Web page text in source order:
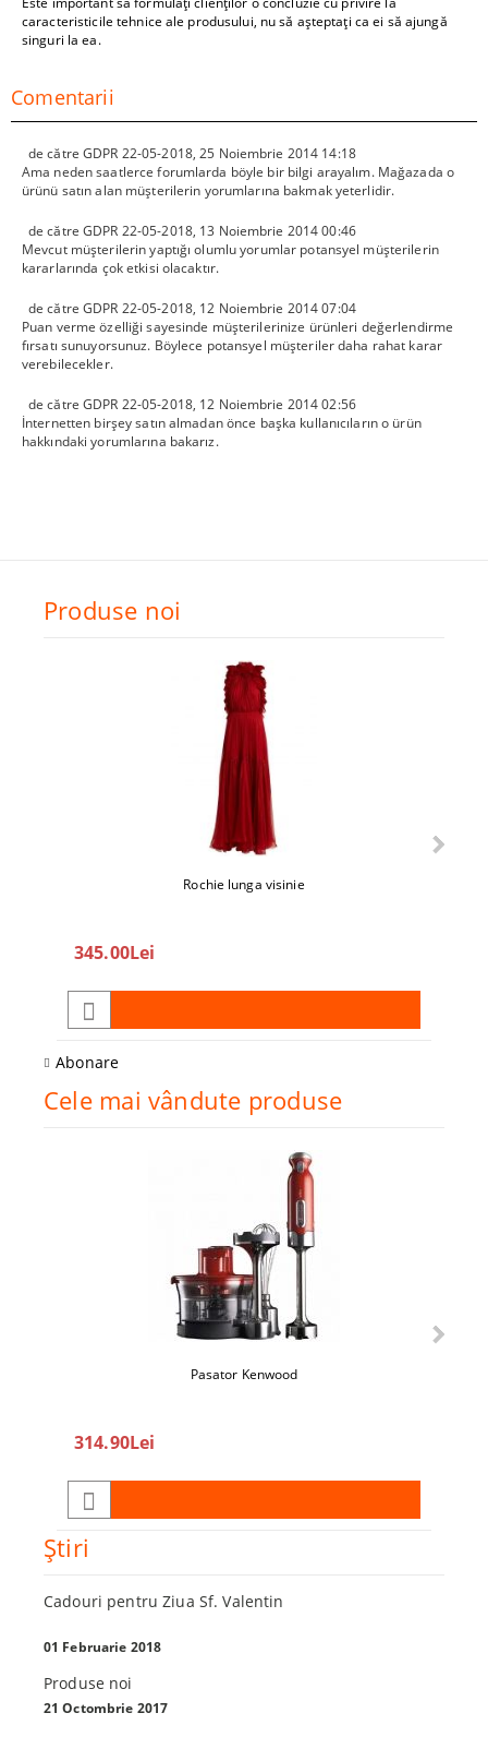
caracteristicile tehnice ale produsului, nu să așteptați ca ei să ajungă
singuri la ea.
Comentarii
de cătreGDPR 22-05-2018,25 Noiembrie 2014 14:18
Ama neden saatlerce forumlarda böyle bir bilgi arayalım. Mağazada o
ürünü satın alan müşterilerin yorumlarına bakmak yeterlidir.
de cătreGDPR 22-05-2018, 13 Noiembrie 2014 00:46
Mevcut müşterilerin yaptığı olumlu yorumlar potansyel müşterilerin
kararlarında çok etkisi olacaktır.
de cătreGDPR 22-05-2018, 12 Noiembrie 2014 07:04
Puan verme özelliği sayesinde müşterilerinize ürünleri değerlendirme
fırsatı sunuyorsunuz. Böylece potansyel müşteriler daha rahat karar
verebilecekler.
de cătreGDPR 22-05-2018, 12 Noiembrie 2014 02:56
İnternetten birşey satın almadan önce başka kullanıcıların o ürün
hakkındaki yorumlarına bakarız.
Produse noi
Rochie lunga visinie
345.00Lei
Abonare
Cele mai vândute produse
Pasator Kenwood
314.90Lei
Ştiri
Cadouri pentru Ziua Sf. Valentin
01 Februarie 2018
Produse noi
21 Octombrie 2017